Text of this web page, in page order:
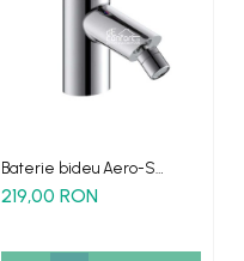
Baterie bideu Aero-S
economisire apa
monocomanda finisaj crom
219,00 RON